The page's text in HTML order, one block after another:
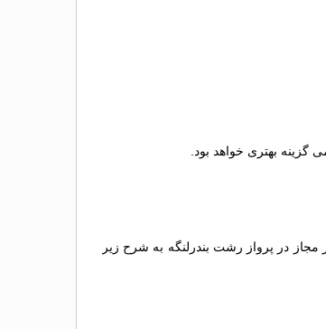
گزینه بهتری خواهد بود.
مجاز در پرواز رشت بندرلنگه به شرح زیر